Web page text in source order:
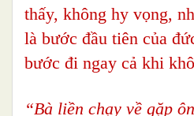
thấy, không hy vọng,
là bước đầu tiên của
bước đi ngay cả khi
“Bà liền chạy về gặp